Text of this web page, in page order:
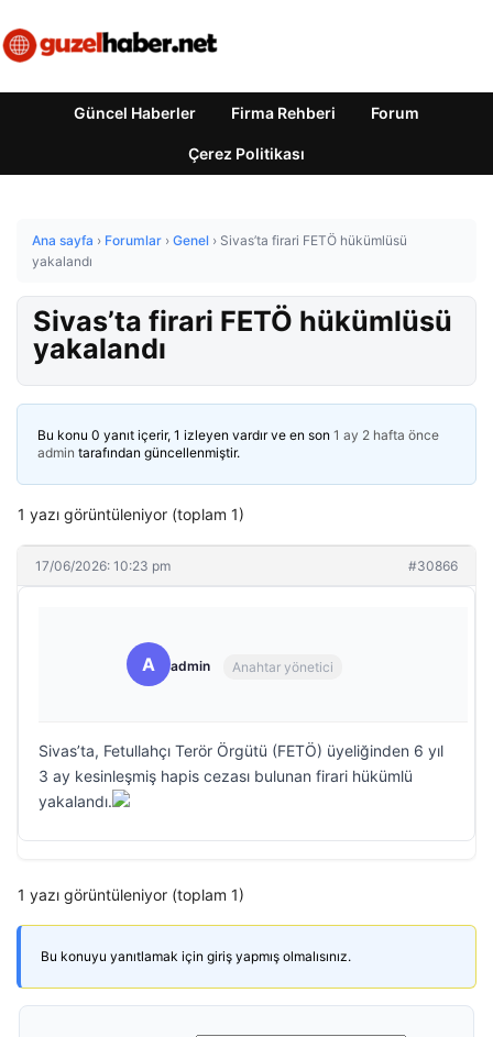
Güncel Haberler Firma Rehberi Forum
Çerez Politikası
Ana sayfa › Forumlar › Genel › Sivas’ta firari FETÖ hükümlüsü
yakalandı
Sivas’ta firari FETÖ hükümlüsü
yakalandı
Bu konu 0 yanıt içerir, 1 izleyen vardır ve en son 1 ay 2 hafta önce
admin tarafından güncellenmiştir.
1 yazı görüntüleniyor (toplam 1)
17/06/2026: 10:23 pm #30866
A admin Anahtar yönetici
Sivas’ta, Fetullahçı Terör Örgütü (FETÖ) üyeliğinden 6 yıl
3 ay kesinleşmiş hapis cezası bulunan firari hükümlü
yakalandı.
1 yazı görüntüleniyor (toplam 1)
Bu konuyu yanıtlamak için giriş yapmış olmalısınız.